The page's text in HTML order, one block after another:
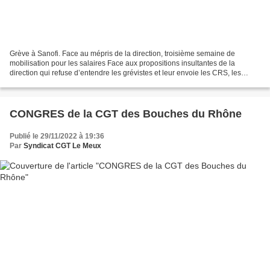
Grève à Sanofi. Face au mépris de la direction, troisième semaine de
mobilisation pour les salaires Face aux propositions insultantes de la
direction qui refuse d’entendre les grévistes et leur envoie les CRS, les
CONGRES de la CGT des Bouches du Rhône
Publié le 29/11/2022 à 19:36
Par Syndicat CGT Le Meux